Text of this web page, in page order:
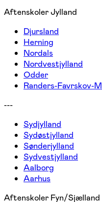
Aftenskoler Jylland
Djursland
Herning
Nordals
Nordvestjylland
Odder
Randers-Favrskov-
---
Sydjylland
Sydøstjylland
Sønderjylland
Sydvestjylland
Aalborg
Aarhus
Aftenskoler Fyn/Sjælland